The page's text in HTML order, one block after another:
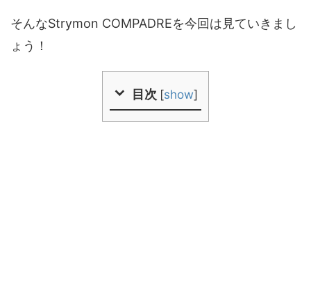
そんなStrymon COMPADREを今回は見ていきまし
ょう！
目次 [show]